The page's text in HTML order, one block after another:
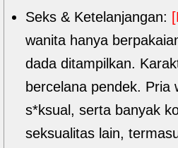
Seks & Ketelanjangan:
wanita hanya
dada ditampilkan.
bercelana pendek. Pria
s*ksual, serta banyak
seksualitas lain,